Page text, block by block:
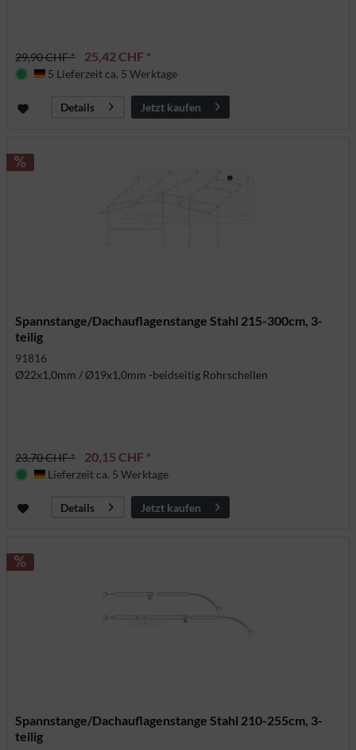
29,90 CHF * 25,42 CHF *
Deutschland
5 Lieferzeit ca. 5 Werktage
Details Jetzt kaufen
Spannstange/Dachauflagenstange Stahl 215-300cm, 3-
teilig
91816
Ø22x1,0mm / Ø19x1,0mm -beidseitig Rohrschellen
23,70 CHF * 20,15 CHF *
Deutschland
Lieferzeit ca. 5 Werktage
Details Jetzt kaufen
Spannstange/Dachauflagenstange Stahl 210-255cm, 3-
teilig